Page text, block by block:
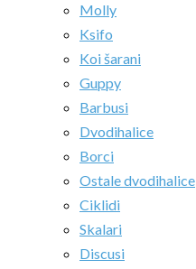
Molly
Ksifo
Koi šarani
Guppy
Barbusi
Dvodihalice
Borci
Ostale dvodihalice
Ciklidi
Skalari
Discusi